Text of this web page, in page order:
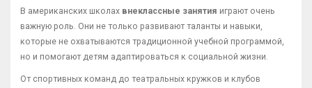
В американских школах внеклассные занятия играют очень
важную роль. Они не только развивают таланты и навыки,
которые не охватываются традиционной учебной программой,
но и помогают детям адаптироваться к социальной жизни.
От спортивных команд до театральных кружков и клубов